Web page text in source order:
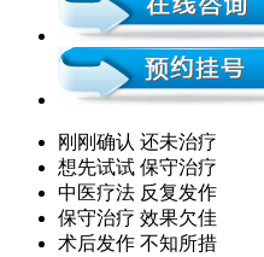
刚刚确认 还未治疗
想先试试 保守治疗
中医疗法 反复发作
保守治疗 效果欠佳
术后发作 不知所措